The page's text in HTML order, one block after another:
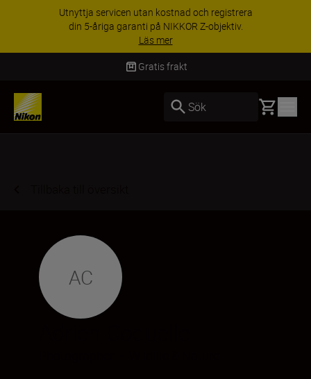
Utnyttja servicen utan kostnad och registrera
din 5-åriga garanti på NIKKOR Z-objektiv.
Läs mer
Gratis frakt
Sök Basket
AC